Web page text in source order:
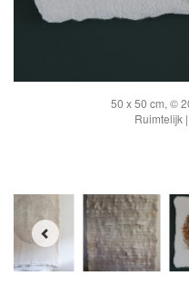
50 x 50 cm, ©
Ruimtelijk